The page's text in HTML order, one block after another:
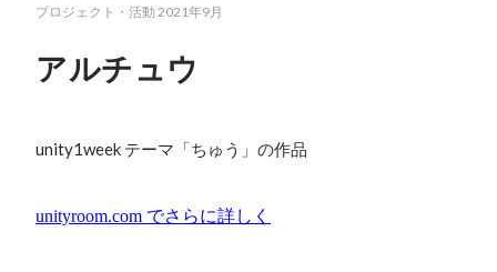
プロジェクト・活動 2021年9月
アルチュウ
unity1week テーマ「ちゅう」の作品
unityroom.com でさらに詳しく